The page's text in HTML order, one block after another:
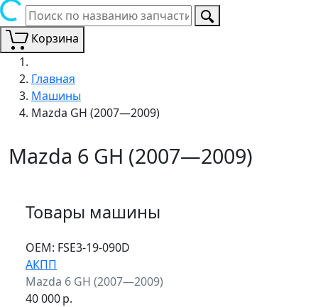
Корзина
Главная
Машины
Mazda GH (2007—2009)
Mazda 6 GH (2007—2009)
Товары машины
ОЕМ: FSE3-19-090D
АКПП
Mazda 6 GH (2007—2009)
40 000р.